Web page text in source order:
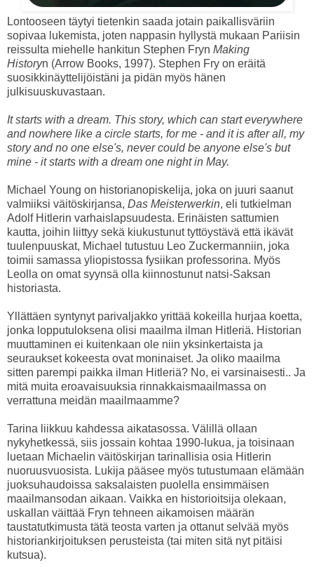
Lontooseen täytyi tietenkin saada jotain paikallisväriin
sopivaa lukemista, joten nappasin hyllystä mukaan Pariisin
reissulta miehelle hankitun Stephen Fryn Making
Historyn (Arrow Books, 1997). Stephen Fry on eräitä
suosikkinäyttelijöistäni ja pidän myös hänen
julkisuuskuvastaan.
It starts with a dream. This story, which can start everywhere
and nowhere like a circle starts, for me - and it is after all, my
story and no one else's, never could be anyone else's but
mine - it starts with a dream one night in May.
Michael Young on historianopiskelija, joka on juuri saanut
valmiiksi väitöskirjansa, Das Meisterwerkin, eli tutkielman
Adolf Hitlerin varhaislapsuudesta. Erinäisten sattumien
kautta, joihin liittyy sekä kiukustunut tyttöystävä että ikävät
tuulenpuuskat, Michael tutustuu Leo Zuckermanniin, joka
toimii samassa yliopistossa fysiikan professorina. Myös
Leolla on omat syynsä olla kiinnostunut natsi-Saksan
historiasta.
Yllättäen syntynyt parivaljakko yrittää kokeilla hurjaa koetta,
jonka lopputuloksena olisi maailma ilman Hitleriä. Historian
muuttaminen ei kuitenkaan ole niin yksinkertaista ja
seuraukset kokeesta ovat moninaiset. Ja oliko maailma
sitten parempi paikka ilman Hitleriä? No, ei varsinaisesti.. Ja
mitä muita eroavaisuuksia rinnakkaismaailmassa on
verrattuna meidän maailmaamme?
Tarina liikkuu kahdessa aikatasossa. Välillä ollaan
nykyhetkessä, siis jossain kohtaa 1990-lukua, ja toisinaan
luetaan Michaelin väitöskirjan tarinallisia osia Hitlerin
nuoruusvuosista. Lukija pääsee myös tutustumaan elämään
juoksuhaudoissa saksalaisten puolella ensimmäisen
maailmansodan aikaan. Vaikka en historioitsija olekaan,
uskallan väittää Fryn tehneen aikamoisen määrän
taustatutkimusta tätä teosta varten ja ottanut selvää myös
historiankirjoituksen perusteista (tai miten sitä nyt pitäisi
kutsua).